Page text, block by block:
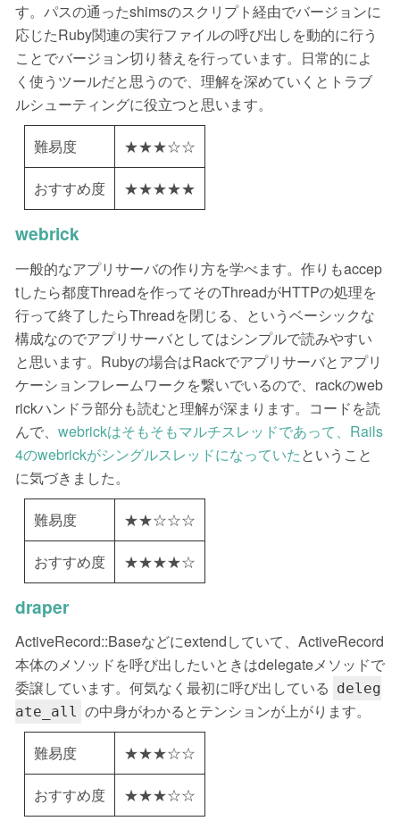
す。パスの通ったshimsのスクリプト経由でバージョンに
応じたRuby関連の実行ファイルの呼び出しを動的に行う
ことでバージョン切り替えを行っています。日常的によ
く使うツールだと思うので、理解を深めていくとトラブ
ルシューティングに役立つと思います。
難易度 ★★★☆☆
おすすめ度 ★★★★★
webrick
一般的なアプリサーバの作り方を学べます。作りもaccep
tしたら都度Threadを作ってそのThreadがHTTPの処理を
行って終了したらThreadを閉じる、というベーシックな
構成なのでアプリサーバとしてはシンプルで読みやすい
と思います。Rubyの場合はRackでアプリサーバとアプリ
ケーションフレームワークを繋いでいるので、rackのweb
rickハンドラ部分も読むと理解が深まります。コードを読
んで、 webrickはそもそもマルチスレッドであって、Rails
4のwebrickがシングルスレッドになっていたということ
に気づきました。
難易度 ★★☆☆☆
おすすめ度 ★★★★☆
draper
ActiveRecord::Baseなどにextendしていて、ActiveRecord
本体のメソッドを呼び出したいときはdelegateメソッドで
委譲しています。何気なく最初に呼び出している deleg
ate_all の中身がわかるとテンションが上がります。
難易度 ★★★☆☆
おすすめ度 ★★★☆☆